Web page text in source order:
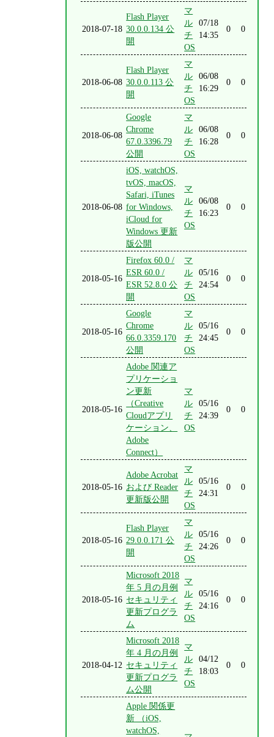
2018-07-18
Flash Player
30.0.0.134 公
開
マ
ル
チ
OS
07/18
14:35
0 0
2018-06-08
Flash Player
30.0.0.113 公
開
マ
ル
チ
OS
06/08
16:29
0 0
2018-06-08
Google
Chrome
67.0.3396.79
公開
マ
ル
チ
OS
06/08
16:28
0 0
2018-06-08
iOS, watchOS,
tvOS, macOS,
Safari, iTunes
for Windows,
iCloud for
Windows 更新
版公開
マ
ル
チ
OS
06/08
16:23
0 0
2018-05-16
Firefox 60.0 /
ESR 60.0 /
ESR 52.8.0 公
開
マ
ル
チ
OS
05/16
24:54
0 0
2018-05-16
Google
Chrome
66.0.3359.170
公開
マ
ル
チ
OS
05/16
24:45
0 0
2018-05-16
Adobe 関連ア
プリケーショ
ン更新
（Creative
Cloudアプリ
ケーション、
Adobe
Connect）
マ
ル
チ
OS
05/16
24:39
0 0
2018-05-16
Adobe Acrobat
および Reader
更新版公開
マ
ル
チ
OS
05/16
24:31
0 0
2018-05-16
Flash Player
29.0.0.171 公
開
マ
ル
チ
OS
05/16
24:26
0 0
2018-05-16
Microsoft 2018
年 5 月の月例
セキュリティ
更新プログラ
ム
マ
ル
チ
OS
05/16
24:16
0 0
2018-04-12
Microsoft 2018
年 4 月の月例
セキュリティ
更新プログラ
ム公開
マ
ル
チ
OS
04/12
18:03
0 0
Apple 関係更
新 （iOS,
watchOS,